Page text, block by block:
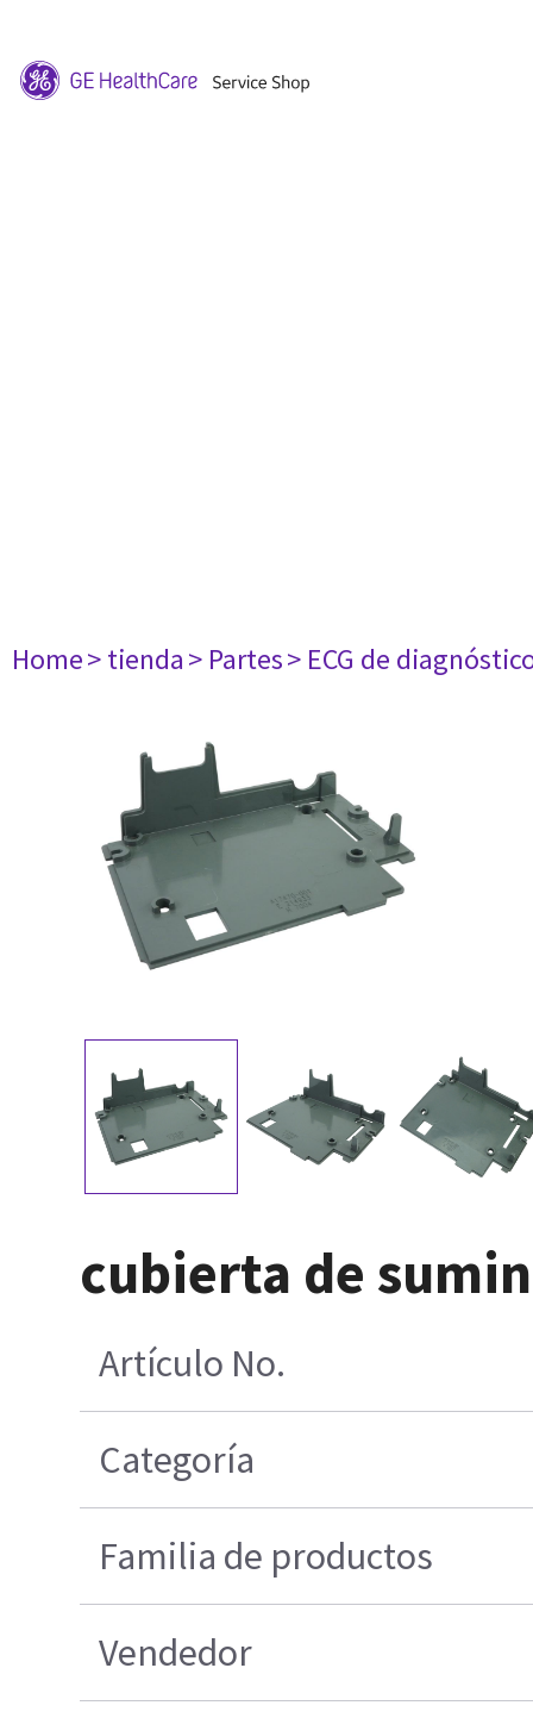
Home> tienda> Partes> ECG de
cubierta de
Artículo No.
Categoría
Familia de productos
Vendedor